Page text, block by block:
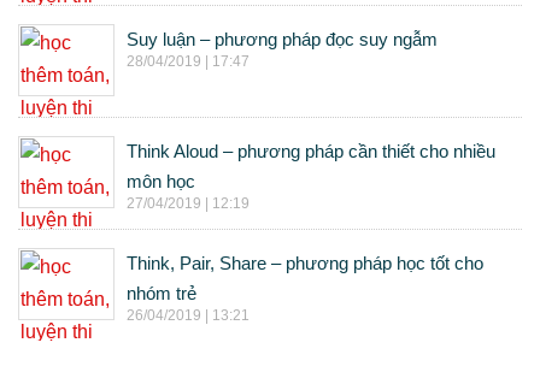
Suy luận – phương pháp đọc suy ngẫm
28/04/2019 | 17:47
Think Aloud – phương pháp cần thiết cho nhiều
môn học
27/04/2019 | 12:19
Think, Pair, Share – phương pháp học tốt cho
nhóm trẻ
26/04/2019 | 13:21